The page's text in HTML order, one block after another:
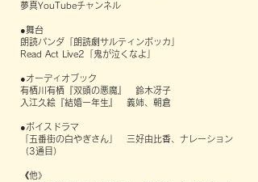
夢真YouTubeチャンネル
●舞台
朗読パンダ「朗読劇サルティンボッカ」
Read Act Live2「鬼が泣くなよ」
●オーディオブック
有栖川有栖『双頭の悪魔』 鈴木冴子
入江久絵『結婚一年生』 義姉、朝倉
●ボイスドラマ
「五番街の白やぎさん」 三好由比香、ナレーション
（3通目）
《他》